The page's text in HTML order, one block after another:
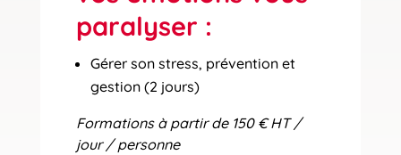
paralyser :
Gérer son stress, prévention et
gestion (2 jours)
Formations à partir de 150 € HT /
jour / personne